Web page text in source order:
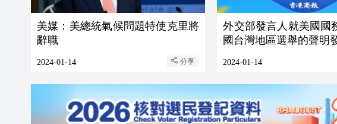
美媒：美總統氣候問題特使克里將
辭職
2024-01-14 分享
外交部發言人就美國國
國台灣地區選舉的聲明
2024-01-14